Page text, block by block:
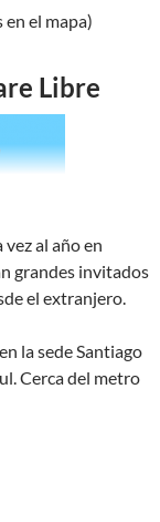
el mapa)
Libre
al año en
grandes invitados
el extranjero.
la sede Santiago
Cerca del metro